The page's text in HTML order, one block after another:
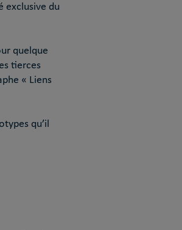
exclusive du
quelque
tierces
« Liens
qu’il